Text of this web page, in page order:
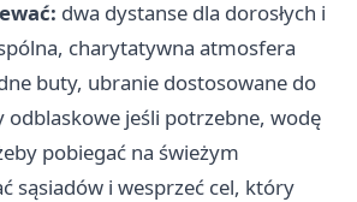
dwa dystanse dla dorosłych i
charytatywna atmosfera
buty, ubranie dostosowane do
odblaskowe jeśli potrzebne, wodę
pobiegać na świeżym
sąsiadów i wesprzeć cel, który